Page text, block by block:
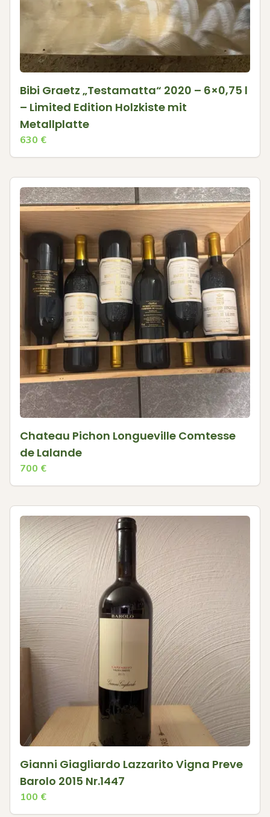
Bibi Graetz „Testamatta“ 2020 – 6×0,75 l
– Limited Edition Holzkiste mit
Metallplatte
630 €
Chateau Pichon Longueville Comtesse
de Lalande
700 €
Gianni Giagliardo Lazzarito Vigna Preve
Barolo 2015 Nr.1447
100 €